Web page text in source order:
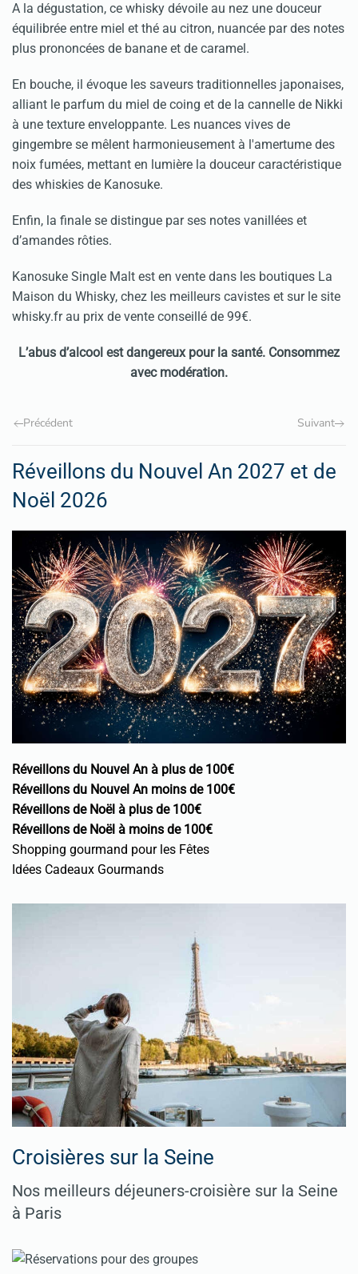
A la dégustation, ce whisky dévoile au nez une douceur
équilibrée entre miel et thé au citron, nuancée par des notes
plus prononcées de banane et de caramel.
En bouche, il évoque les saveurs traditionnelles japonaises,
alliant le parfum du miel de coing et de la cannelle de Nikki
à une texture enveloppante. Les nuances vives de
gingembre se mêlent harmonieusement à l'amertume des
noix fumées, mettant en lumière la douceur caractéristique
des whiskies de Kanosuke.
Enfin, la finale se distingue par ses notes vanillées et
d’amandes rôties.
Kanosuke Single Malt est en vente dans les boutiques La
Maison du Whisky, chez les meilleurs cavistes et sur le site
whisky.fr au prix de vente conseillé de 99€.
L’abus d’alcool est dangereux pour la santé. Consommez
avec modération.
Précédent Suivant
Réveillons du Nouvel An 2027 et de
Noël 2026
Réveillons du Nouvel An à plus de 100€
Réveillons du Nouvel An moins de 100€
Réveillons de Noël à plus de 100€
Réveillons de Noël à moins de 100€
Shopping gourmand pour les Fêtes
Idées Cadeaux Gourmands
Croisières sur la Seine
Nos meilleurs déjeuners-croisière sur la Seine
à Paris